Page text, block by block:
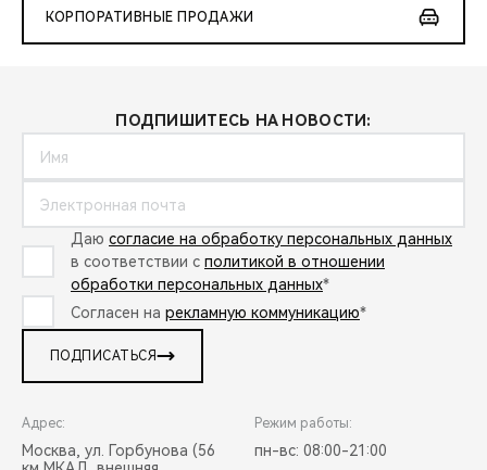
КОРПОРАТИВНЫЕ ПРОДАЖИ
ПОДПИШИТЕСЬ НА НОВОСТИ:
Даю согласие на обработку персональных данных
в соответствии с политикой в отношении
обработки персональных данных*
Согласен на рекламную коммуникацию*
ПОДПИСАТЬСЯ
Адрес:
Москва, ул. Горбунова (56
Режим работы:
пн-вс: 08:00-21:00